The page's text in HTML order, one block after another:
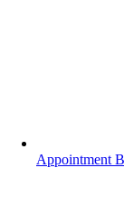
Appointment